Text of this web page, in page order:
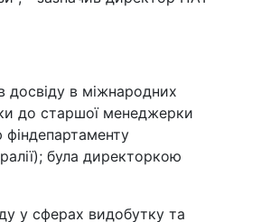
досвіду в міжнародних
до старшої менеджерки
була директоркою
у сферах видобутку та